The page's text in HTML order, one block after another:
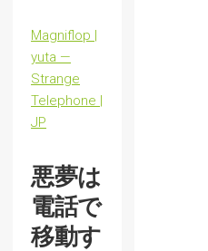
Magniflop |
yuta —
Strange
Telephone |
JP
悪夢は
電話で
移動す